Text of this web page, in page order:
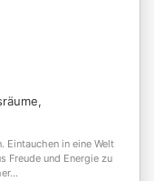
Eintauchen in eine Welt
Freude und Energie zu